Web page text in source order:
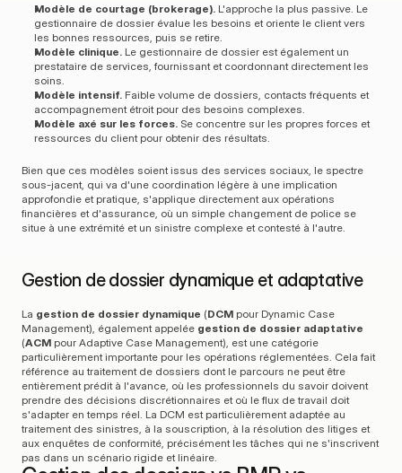
Modèle de courtage (brokerage). L'approche la plus passive. Le
gestionnaire de dossier évalue les besoins et oriente le client vers
les bonnes ressources, puis se retire.
Modèle clinique. Le gestionnaire de dossier est également un
prestataire de services, fournissant et coordonnant directement les
soins.
Modèle intensif. Faible volume de dossiers, contacts fréquents et
accompagnement étroit pour des besoins complexes.
Modèle axé sur les forces. Se concentre sur les propres forces et
ressources du client pour obtenir des résultats.
Bien que ces modèles soient issus des services sociaux, le spectre
sous-jacent, qui va d'une coordination légère à une implication
approfondie et pratique, s'applique directement aux opérations
financières et d'assurance, où un simple changement de police se
situe à une extrémité et un sinistre complexe et contesté à l'autre.
Gestion de dossier dynamique et adaptative
La gestion de dossier dynamique (DCM pour Dynamic Case
Management), également appelée gestion de dossier adaptative
(ACM pour Adaptive Case Management), est une catégorie
particulièrement importante pour les opérations réglementées. Cela fait
référence au traitement de dossiers dont le parcours ne peut être
entièrement prédit à l'avance, où les professionnels du savoir doivent
prendre des décisions discrétionnaires et où le flux de travail doit
s'adapter en temps réel. La DCM est particulièrement adaptée au
traitement des sinistres, à la souscription, à la résolution des litiges et
aux enquêtes de conformité, précisément les tâches qui ne s'inscrivent
pas dans un scénario rigide et linéaire.